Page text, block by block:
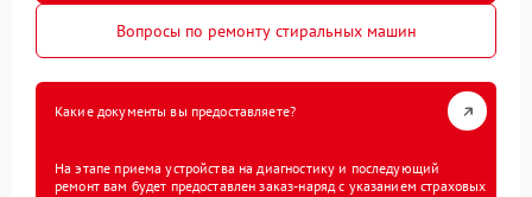
Вопросы по ремонту стиральных машин
Какие документы вы предоставляете?
На этапе приема устройства на диагностику и последующий
ремонт вам будет предоставлен заказ-наряд с указанием страховых